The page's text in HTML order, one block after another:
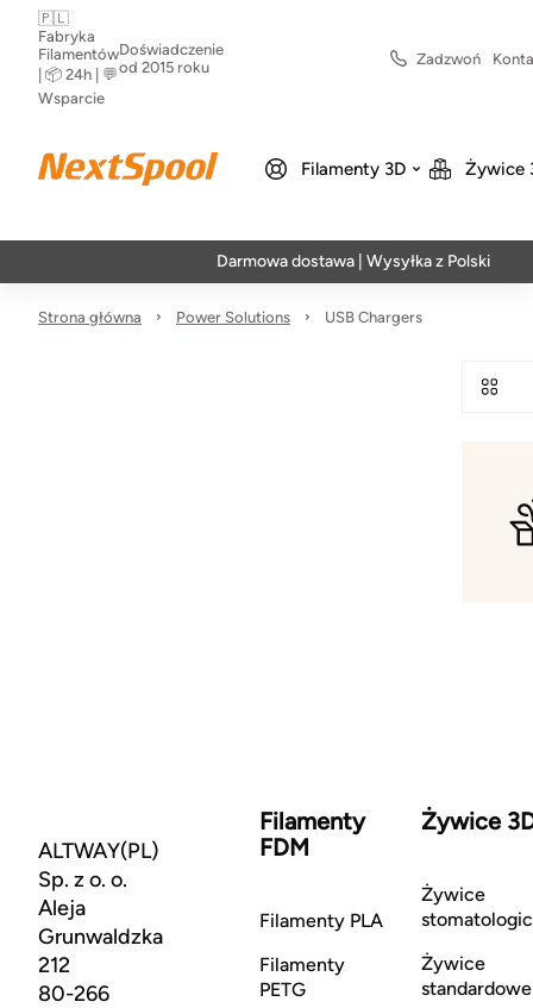
🇵🇱
Fabryka
Filamentów
| 📦 24h | 💬
Wsparcie
Doświadczenie
od 2015 roku
Zadzwoń
Filamenty 3D Żywice
Darmowa dostawa | Wysyłka z Polski |
Strona główna Power Solutions USB Chargers
ALTWAY(PL)
Sp. z o. o.
Aleja
Grunwaldzka
212
80-266
Filamenty
FDM
Filamenty PLA
Filamenty
PETG
Żywice
Żywice
Żywice
standardowe